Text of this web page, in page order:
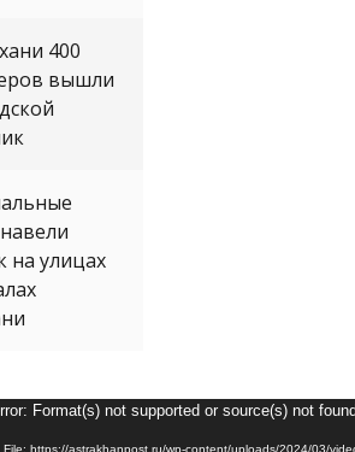
400
вышли
на улицах
Format(s) not supported or source(s) not found
File: https://astrakhanpost.ru/wp-content/uploads/2024/03/